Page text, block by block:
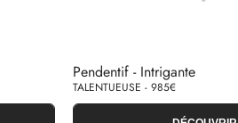
Pendentif - Intrigante
TALENTUEUSE - 985€